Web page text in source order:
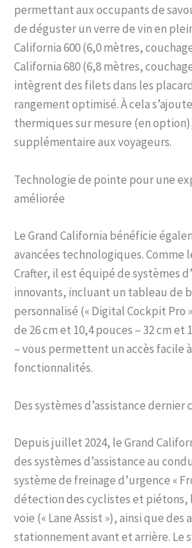
permettant aux occupants de
de déguster un verre de vin en
California 600 (6,0 mètres,
California 680 (6,8 mètres,
intègrent des filets dans les
rangement optimisé. À cela
thermiques sur mesure (en
supplémentaire aux voyageurs.
Technologie de pointe pour une
améliorée
Le Grand California bénéficie
avancées technologiques. Comme
Crafter, il est équipé de systèmes
innovants, incluant un tableau de
personnalisé (« Digital Cockpit Pro
de 26 cm et 10,4 pouces – 32 cm et
– vous permettent un accès facile
fonctionnalités.
Des systèmes d’assistance dernier
Depuis juillet 2024, le Grand
des systèmes d’assistance au
système de freinage d’urgence «
détection des cyclistes et piétons,
voie (« Lane Assist »), ainsi que des
stationnement avant et arrière. Le